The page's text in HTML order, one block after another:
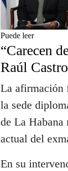
Puede leer
“Carecen
Raúl
La afirmación
la sede
de La Habana
actual del
En su